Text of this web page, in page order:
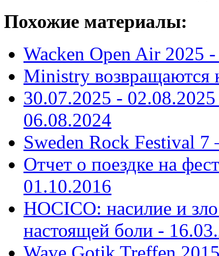
Похожие материалы:
Wacken Open Air 2025
Ministry
30.07.2025 -
06.08.2024
Sweden Rock Festival
Отчет о поездке на
01.10.2016
HOCICO: насилие и
настоящей боли -